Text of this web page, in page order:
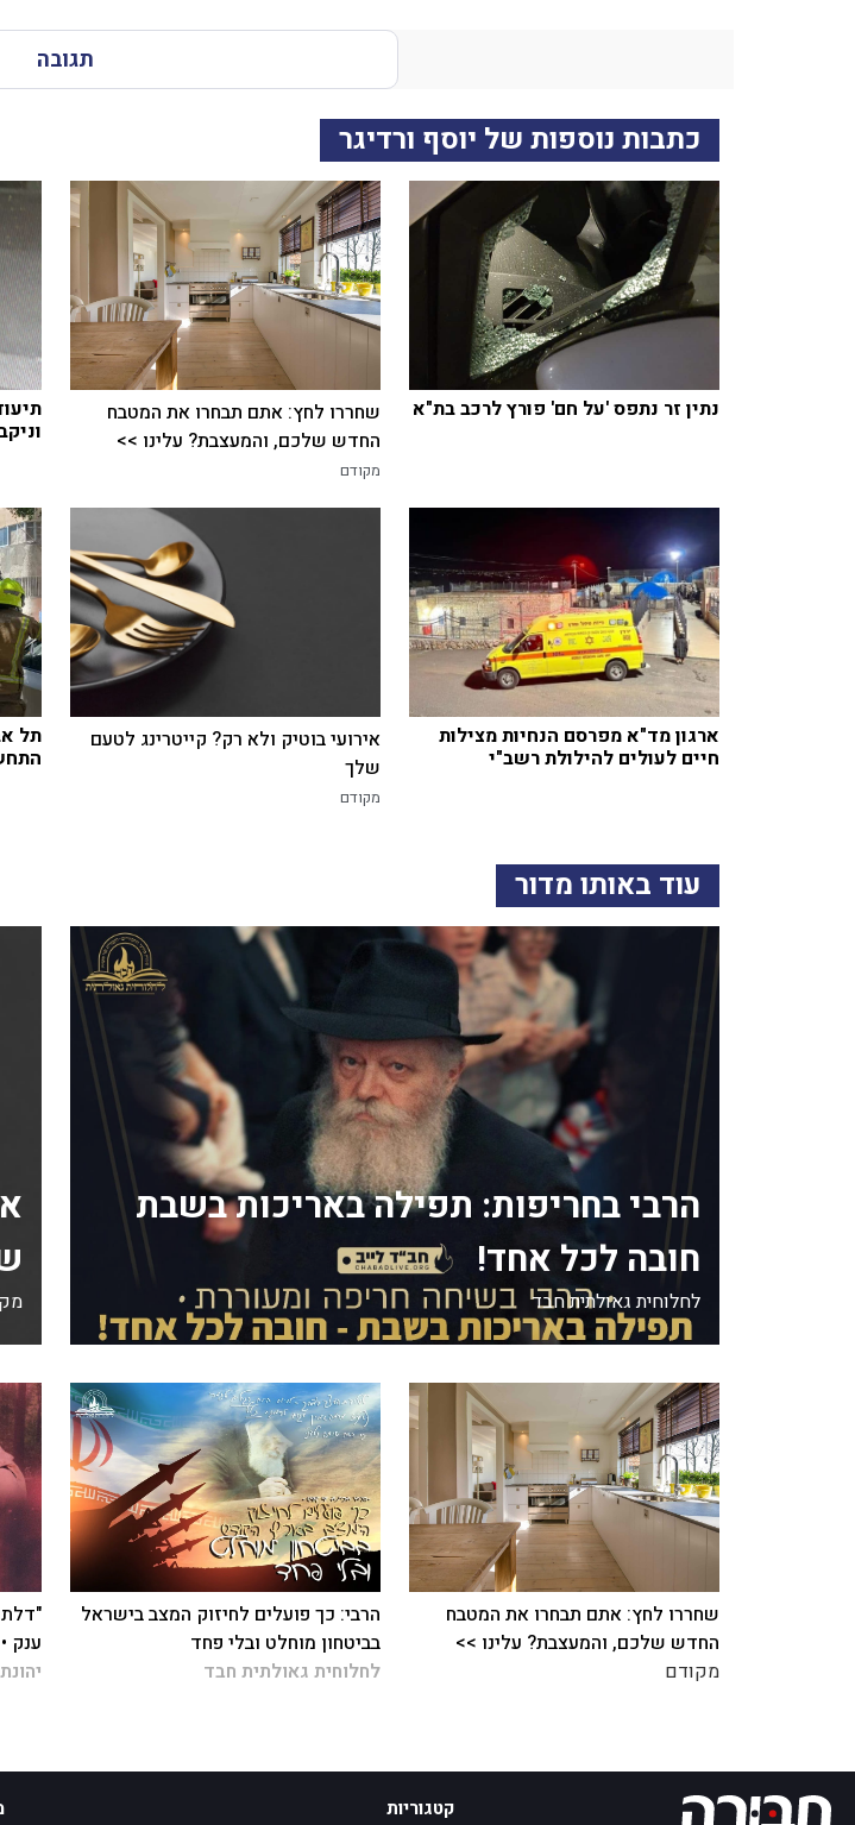
תגובה
כתבות נוספות של יוסף ורדיגר
נתין זר נתפס 'על חם' פורץ לרכב בת"א
שחררו לחץ: אתם תבחרו את המטבח
החדש שלכם, והמעצבת? עלינו >>
מקודם
ארגון מד"א מפרסם הנחיות מצילות
חיים לעולים להילולת רשב"י
אירועי בוטיק ולא רק? קייטרינג לטעם
שלך
מקודם
עוד באותו מדור
הרבי בחריפות: תפילה באריכות בשבת
חובה לכל אחד!
לחלוחית גאולתית חבד
שחררו לחץ: אתם תבחרו את המטבח
החדש שלכם, והמעצבת? עלינו >>
מקודם
הרבי: כך פועלים לחיזוק המצב בישראל
בביטחון מוחלט ובלי פחד
לחלוחית גאולתית חבד
ענק
קטגוריות